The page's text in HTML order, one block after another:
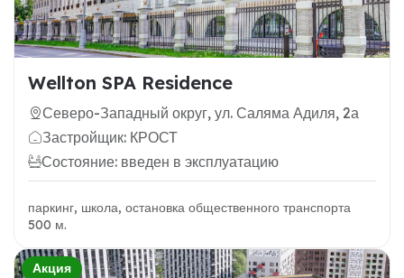
Wellton SPA Residence
Северо-Западный округ, ул. Саляма Адиля, 2а
Застройщик: КРОСТ
Состояние: введен в эксплуатацию
паркинг, школа, остановка общественного транспорта
500 м.
Акция